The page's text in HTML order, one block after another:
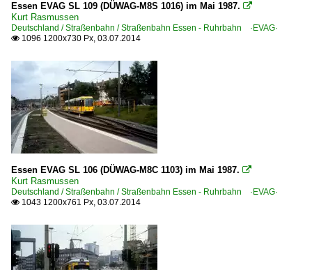
Essen EVAG SL 109 (DÜWAG-M8S 1016) im Mai 1987. 
Kurt Rasmussen
Deutschland / Straßenbahn / Straßenbahn Essen - Ruhrbahn ·EVAG·
 1096 1200x730 Px, 03.07.2014
Essen EVAG SL 106 (DÜWAG-M8C 1103) im Mai 1987. 
Kurt Rasmussen
Deutschland / Straßenbahn / Straßenbahn Essen - Ruhrbahn ·EVAG·
 1043 1200x761 Px, 03.07.2014